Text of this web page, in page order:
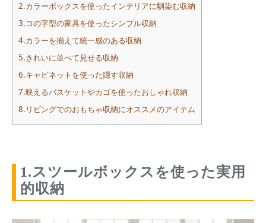
2.カラーボックスを使ったインテリアに馴染む収納
3.コの字型の家具を使ったシンプル収納
4.カラーを揃えて統一感のある収納
5.きれいに並べて見せる収納
6.キャビネットを使った隠す収納
7.映えるバスケットやカゴを使ったおしゃれ収納
8.リビングでのおもちゃ収納にオススメのアイテム
1.スツールボックスを使った実用
的収納